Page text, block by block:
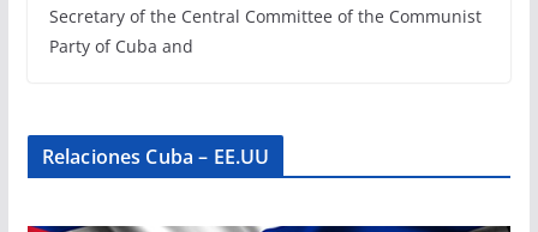
Secretary of the Central Committee of the Communist
Party of Cuba and
Relaciones Cuba – EE.UU